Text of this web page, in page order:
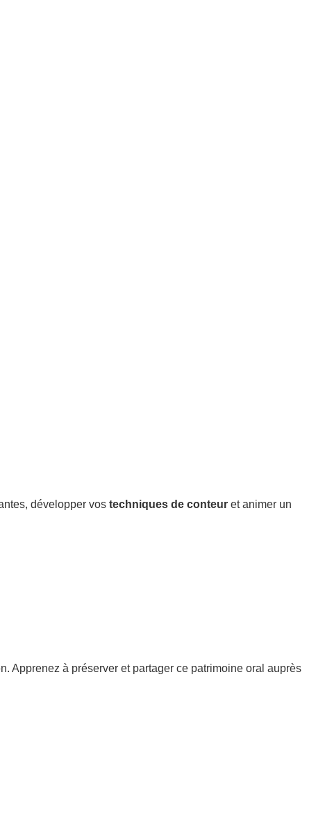
développer vos techniques de conteur et animer un
Apprenez à préserver et partager ce patrimoine oral auprès